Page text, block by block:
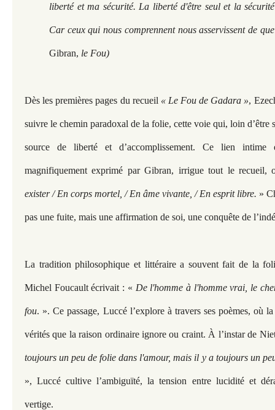
liberté et ma sécurité. La liberté d'être seul et la
Car ceux qui nous comprennent nous asservissent de
Gibran, le Fou)
Dès les premières pages du recueil « Le Fou de Gadara »,
suivre le chemin paradoxal de la folie, cette voie qui, loin d’être
source de liberté et d’accomplissement. Ce lien
magnifiquement exprimé par Gibran, irrigue tout le recueil,
exister / En corps mortel, / En âme vivante, / En esprit libre. »
pas une fuite, mais une affirmation de soi, une conquête de
La tradition philosophique et littéraire a souvent fait de la
Michel Foucault écrivait : « De l'homme à l'homme vrai, le
fou. ». Ce passage, Luccé l’explore à travers ses poèmes, où
vérités que la raison ordinaire ignore ou craint. À l’instar de
toujours un peu de folie dans l'amour, mais il y a toujours un
», Luccé cultive l’ambiguïté, la tension entre lucidité et
vertige.